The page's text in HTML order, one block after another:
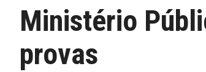
Ministério
provas